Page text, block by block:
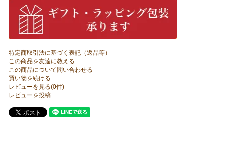
特定商取引法に基づく表記（返品等）
この商品を友達に教える
この商品について問い合わせる
買い物を続ける
レビューを見る(0件)
レビューを投稿